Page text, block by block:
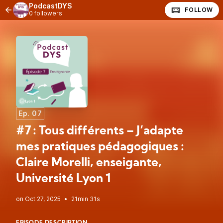
PodcastDYS
0 followers FOLLOW
Ep. 07
#7 : Tous différents – J’adapte
mes pratiques pédagogiques :
Claire Morelli, enseigante,
Université Lyon 1
• 21min 31s